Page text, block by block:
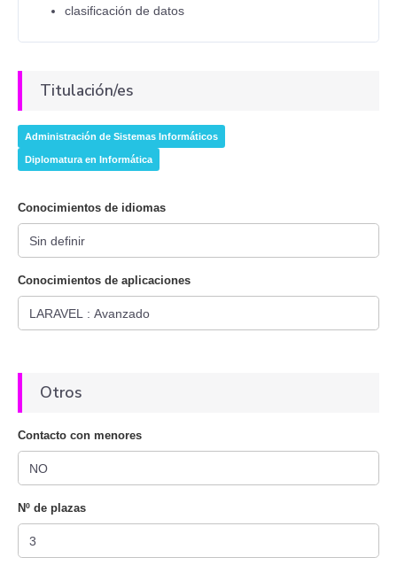
clasificación de datos
Titulación/es
Administración de Sistemas Informáticos
Diplomatura en Informática
Conocimientos de idiomas
Conocimientos de aplicaciones
Otros
Contacto con menores
Nº de plazas